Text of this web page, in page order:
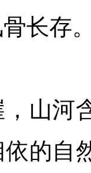
长存
河含
的自